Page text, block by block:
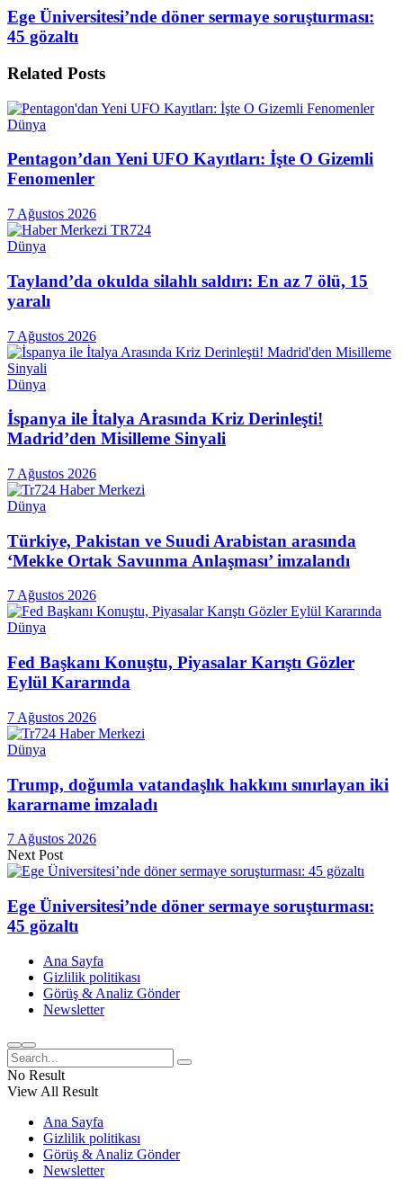
Ege Üniversitesi’nde döner sermaye soruşturması:
45 gözaltı
Related Posts
Dünya
Pentagon’dan Yeni UFO Kayıtları: İşte O Gizemli
Fenomenler
7 Ağustos 2026
Dünya
Tayland’da okulda silahlı saldırı: En az 7 ölü, 15
yaralı
7 Ağustos 2026
Dünya
İspanya ile İtalya Arasında Kriz Derinleşti!
Madrid’den Misilleme Sinyali
7 Ağustos 2026
Dünya
Türkiye, Pakistan ve Suudi Arabistan arasında
‘Mekke Ortak Savunma Anlaşması’ imzalandı
7 Ağustos 2026
Dünya
Fed Başkanı Konuştu, Piyasalar Karıştı Gözler
Eylül Kararında
7 Ağustos 2026
Dünya
Trump, doğumla vatandaşlık hakkını sınırlayan iki
kararname imzaladı
7 Ağustos 2026
Next Post
Ege Üniversitesi’nde döner sermaye soruşturması:
45 gözaltı
Ana Sayfa
Gizlilik politikası
Görüş & Analiz Gönder
Newsletter
No Result
View All Result
Ana Sayfa
Gizlilik politikası
Görüş & Analiz Gönder
Newsletter